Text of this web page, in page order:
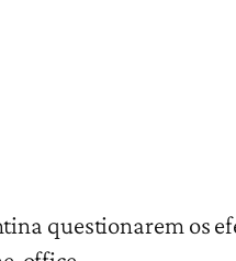
questionarem os